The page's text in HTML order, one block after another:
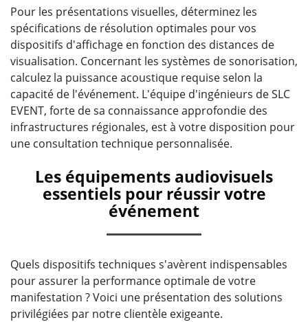
Pour les présentations visuelles, déterminez les
spécifications de résolution optimales pour vos
dispositifs d'affichage en fonction des distances de
visualisation. Concernant les systèmes de sonorisation,
calculez la puissance acoustique requise selon la
capacité de l'événement. L'équipe d'ingénieurs de SLC
EVENT, forte de sa connaissance approfondie des
infrastructures régionales, est à votre disposition pour
une consultation technique personnalisée.
Les équipements audiovisuels
essentiels pour réussir votre
événement
Quels dispositifs techniques s'avèrent indispensables
pour assurer la performance optimale de votre
manifestation ? Voici une présentation des solutions
privilégiées par notre clientèle exigeante.